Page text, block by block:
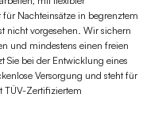
Nachteinsätze in begrenztem
nicht vorgesehen. Wir sichern
und mindestens einen freien
Sie bei der Entwicklung eines
Versorgung und steht für
TÜV-Zertifiziertem